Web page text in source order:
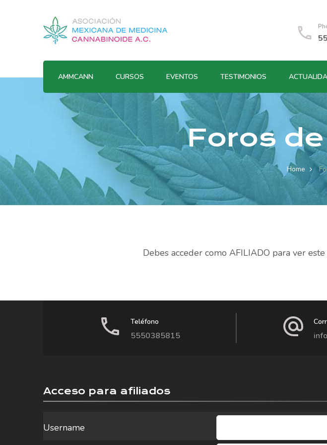
AMMCANN CURSOS EVENTOS TESTIMONIOS
Foros
Home
Debes acceder como AFILIADO para ver
Teléfono
5550385815
Acceso para afiliados
Username